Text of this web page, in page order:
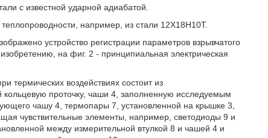
с известной ударной адиабатой.
например, из стали 12Х18Н10Т.
устройство регистрации параметров взрывчатого
на фиг. 2 - принципиальная электрическая
термических воздействиях состоит из
проточку, чаши 4, заполненную исследуемым
чашу 4, термопары 7, установленной на крышке 3,
чувствительные элементы, например, светодиоды 9 и
между измерительной втулкой 8 и чашей 4 и